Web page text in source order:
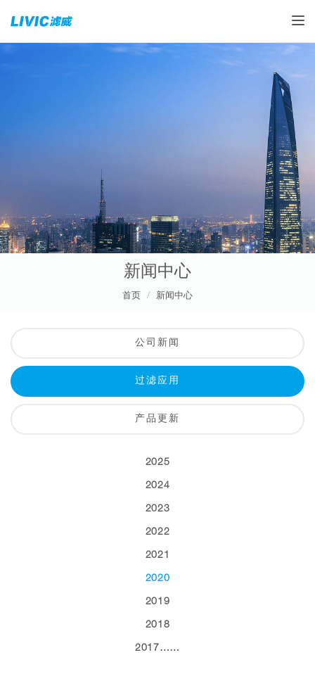
新闻中心
首页 新闻中心
公司新闻
过滤应用
产品更新
2025
2024
2023
2022
2021
2020
2019
2018
2017……